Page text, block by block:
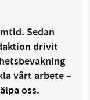
Sedan
drivit
vårt arbete –
oss.